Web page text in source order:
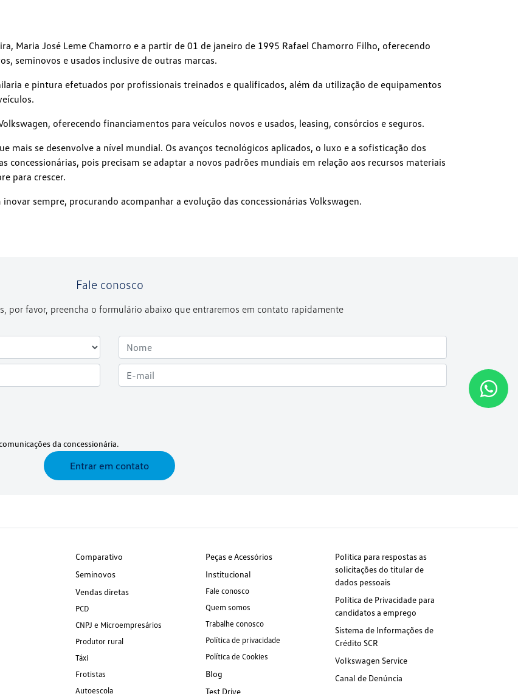
Maria José Leme Chamorro e a partir de 01 de janeiro de 1995 Rafael Chamorro Filho, oferecendo
seminovos e usados inclusive de outras marcas.
e pintura efetuados por profissionais treinados e qualificados, além da utilização de equipamentos
oferecendo financiamentos para veículos novos e usados, leasing, consórcios e seguros.
mais se desenvolve a nível mundial. Os avanços tecnológicos aplicados, o luxo e a sofisticação dos
pois precisam se adaptar a novos padrões mundiais em relação aos recursos materiais
para crescer.
sempre, procurando acompanhar a evolução das concessionárias Volkswagen.
Fale conosco
por favor, preencha o formulário abaixo que entraremos em contato rapidamente
da concessionária.
Entrar em contato
Comparativo
Seminovos
Vendas diretas
PCD
CNPJ e Microempresários
Produtor rural
Táxi
Frotistas
Autoescola
Peças e Acessórios
Institucional
Fale conosco
Quem somos
Trabalhe conosco
Política de privacidade
Política de Cookies
Blog
Test Drive
Politica para respostas as
solicitações do titular de
dados pessoais
Política de Privacidade para
candidatos a emprego
Sistema de Informações de
Crédito SCR
Volkswagen Service
Canal de Denúncia